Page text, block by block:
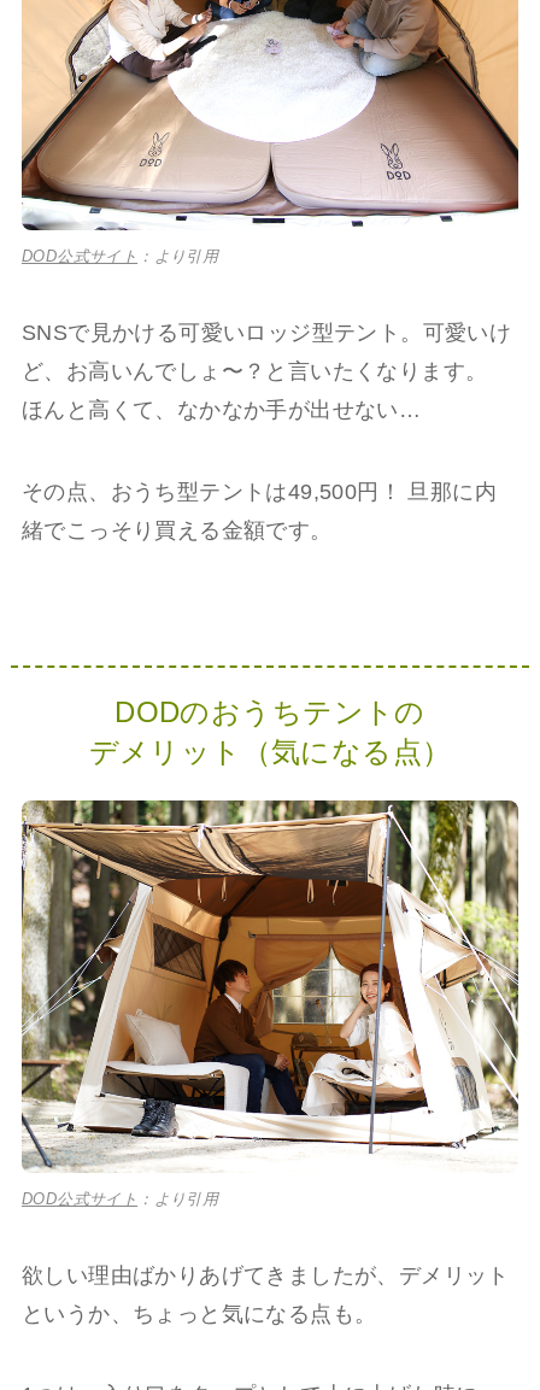
DOD公式サイト ：より引用
SNSで見かける可愛いロッジ型テント。可愛いけ
ど、お高いんでしょ〜？と言いたくなります。
ほんと高くて、なかなか手が出せない…
その点、おうち型テントは49,500円！ 旦那に内
緒でこっそり買える金額です。
DODのおうちテントの
デメリット（気になる点）
DOD公式サイト ：より引用
欲しい理由ばかりあげてきましたが、デメリット
というか、ちょっと気になる点も。